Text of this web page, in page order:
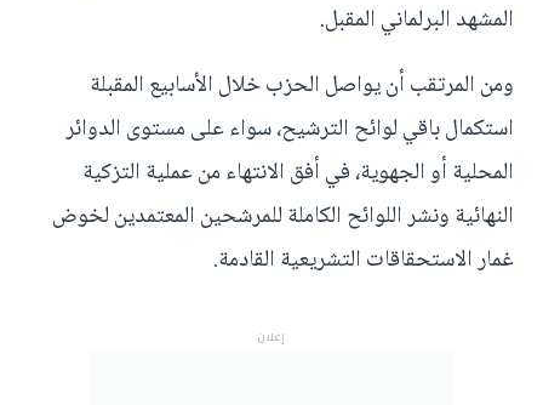
المشهد البرلماني المقبل.
ومن المرتقب أن يواصل الحزب خلال الأسابيع المقبلة
استكمال باقي لوائح الترشيح، سواء على مستوى الدوائر
المحلية أو الجهوية، في أفق الانتهاء من عملية التزكية
النهائية ونشر اللوائح الكاملة للمرشحين المعتمدين لخوض
غمار الاستحقاقات التشريعية القادمة.
إعلان